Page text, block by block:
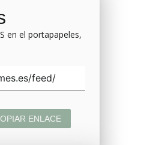
en el portapapeles,
ENLACE